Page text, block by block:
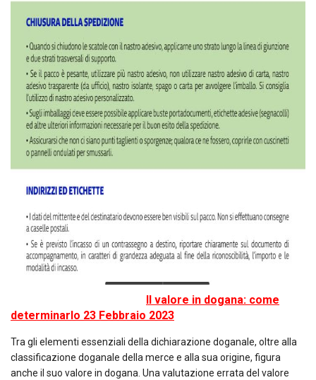
Il valore in dogana: come
determinarlo 23 Febbraio 2023
Tra gli elementi essenziali della dichiarazione doganale, oltre alla
classificazione doganale della merce e alla sua origine, figura
anche il suo valore in dogana. Una valutazione errata del valore